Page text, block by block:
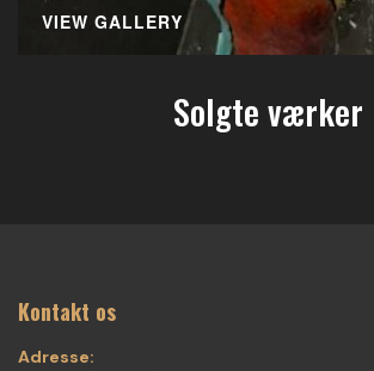
VIEW GALLERY
Solgte værker
Kontakt os
Adresse: